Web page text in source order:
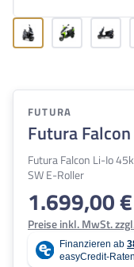
FUTURA
Futura
Futura Falcon Li-Io
SW E-Roller
Regulärer Preis:
1.699,00 €
Preise inkl. MwSt.